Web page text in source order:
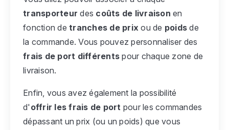
transporteur des coûts de livraison en
fonction de tranches de prix ou de poids de
la commande. Vous pouvez personnaliser des
frais de port différents pour chaque zone de
livraison.
Enfin, vous avez également la possibilité
d'offrir les frais de port pour les commandes
dépassant un prix (ou un poids) que vous